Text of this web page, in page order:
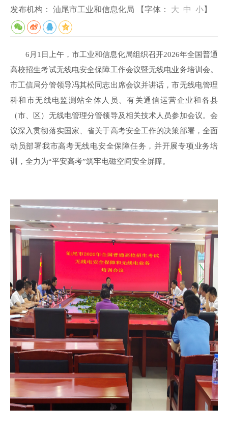
发布机构： 汕尾市工业和信息化局 【字体： 大 中 小】
6月1日上午，市工业和信息化局组织召开2026年全国普通
高校招生考试无线电安全保障工作会议暨无线电业务培训会。
市工信局分管领导冯其松同志出席会议并讲话，市无线电管理
科和市无线电监测站全体人员、有关通信运营企业和各县
（市、区）无线电管理分管领导及相关技术人员参加会议。会
议深入贯彻落实国家、省关于高考安全工作的决策部署，全面
动员部署我市高考无线电安全保障任务，并开展专项业务培
训，全力为“平安高考”筑牢电磁空间安全屏障。